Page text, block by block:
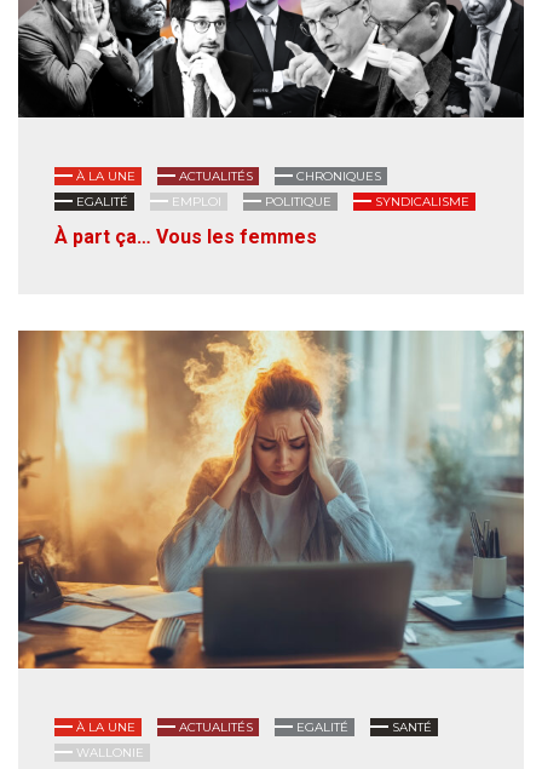
À LA UNE ACTUALITÉS
CHRONIQUES
EGALITÉ
EMPLOI POLITIQUE SYNDICALISME
À part ça… Vous les femmes
À LA UNE ACTUALITÉS EGALITÉ
SANTÉ
WALLONIE